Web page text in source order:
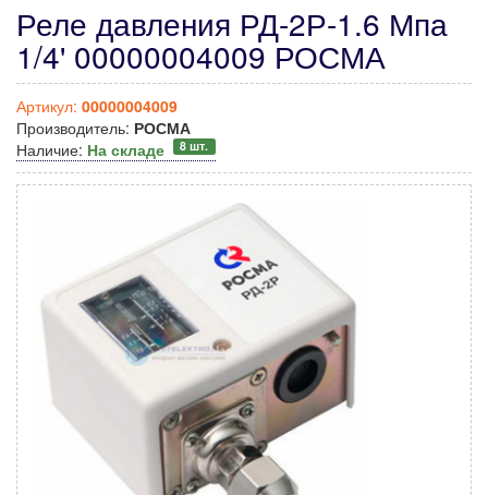
Реле давления РД-2Р-1.6 Мпа
1/4' 00000004009 РОСМА
Артикул: 00000004009
Производитель: РОСМА
Наличие: На складе 8 шт.